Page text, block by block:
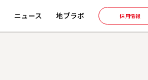
ニュース 地ブラボ 採用情報